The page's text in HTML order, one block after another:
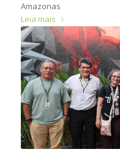
Amazonas
Leia mais